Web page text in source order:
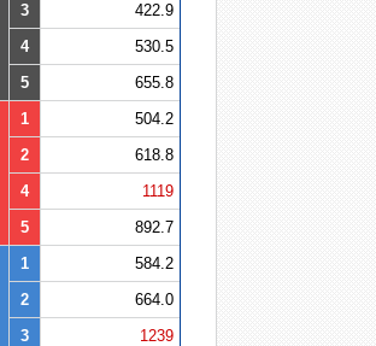
3
422.9
4
530.5
5 655.8
1
504.2
2
618.8
4
1119
5 892.7
1
584.2
2
664.0
3
1239